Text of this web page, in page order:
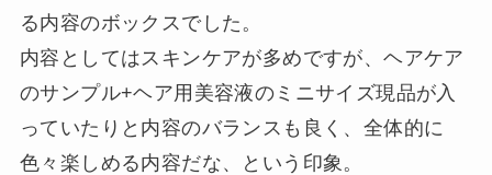
る内容のボックスでした。
内容としてはスキンケアが多めですが、ヘアケア
のサンプル+ヘア用美容液のミニサイズ現品が入
っていたりと内容のバランスも良く、全体的に
色々楽しめる内容だな、という印象。